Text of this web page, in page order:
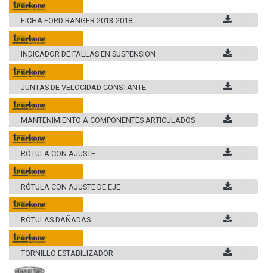
FICHA FORD RANGER 2013-2018
INDICADOR DE FALLAS EN SUSPENSION
JUNTAS DE VELOCIDAD CONSTANTE
MANTENIMIENTO A COMPONENTES ARTICULADOS
RÓTULA CON AJUSTE
RÓTULA CON AJUSTE DE EJE
RÓTULAS DAÑADAS
TORNILLO ESTABILIZADOR